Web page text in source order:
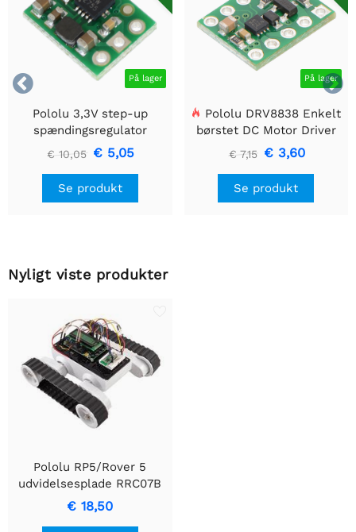

 På lager
Pololu 3,3V step-up
spændingsregulator
U1V10F3
€ 10,05 € 5,05
Se produkt
På lager
Pololu DRV8838 Enkelt
børstet DC Motor Driver
Holder
€ 7,15 € 3,60
Se produkt
Nyligt viste produkter
Pololu RP5/Rover 5
udvidelsesplade RRC07B
(bred) Solid hvid
€ 18,50